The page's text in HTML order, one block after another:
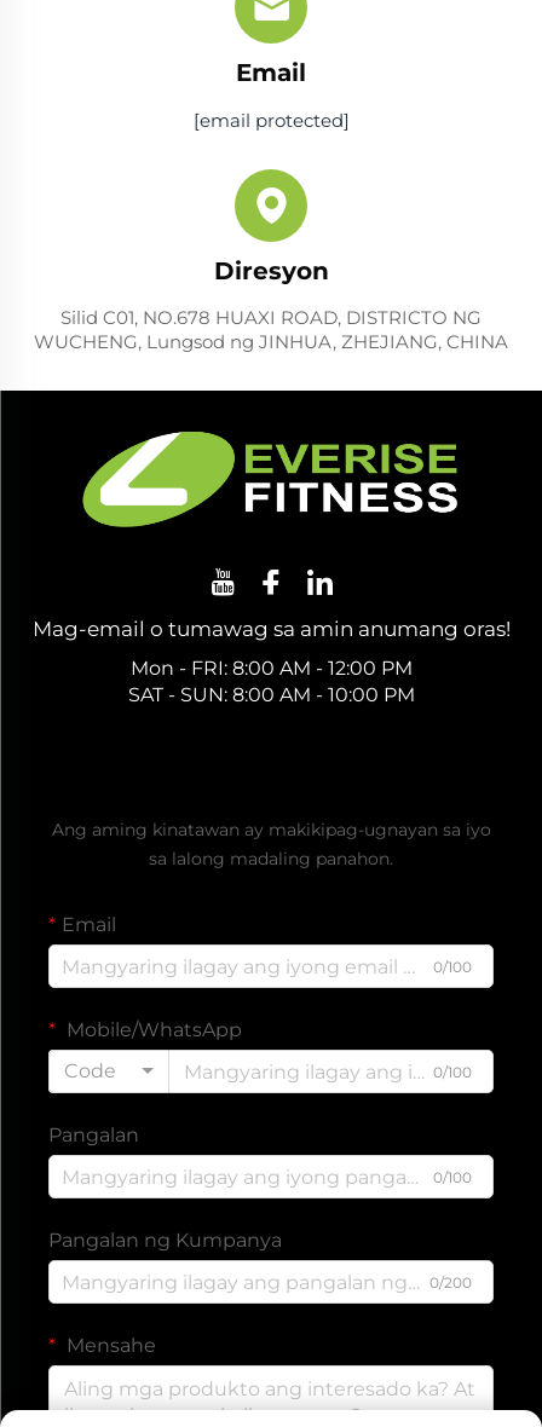
Email
[email protected]
Diresyon
Silid C01, NO.678 HUAXI ROAD, DISTRICTO NG
WUCHENG, Lungsod ng JINHUA, ZHEJIANG, CHINA
Mag-email o tumawag sa amin anumang oras!
Mon - FRI: 8:00 AM - 12:00 PM
SAT - SUN: 8:00 AM - 10:00 PM
Ang aming kinatawan ay makikipag-ugnayan sa iyo
sa lalong madaling panahon.
Email
0/100
Mobile/WhatsApp
Code
0/100
Pangalan
0/100
Pangalan ng Kumpanya
0/200
Mensahe